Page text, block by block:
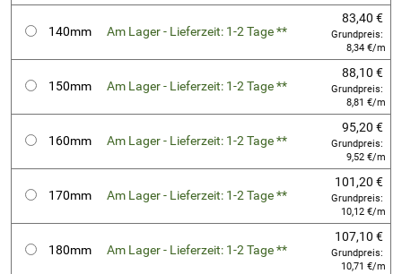
140mm Am Lager - Lieferzeit: 1-2 Tage **
83,40 €
Grundpreis:
8,34 €/m
150mm Am Lager - Lieferzeit: 1-2 Tage **
88,10 €
Grundpreis:
8,81 €/m
160mm Am Lager - Lieferzeit: 1-2 Tage **
95,20 €
Grundpreis:
9,52 €/m
170mm Am Lager - Lieferzeit: 1-2 Tage **
101,20 €
Grundpreis:
10,12 €/m
180mm Am Lager - Lieferzeit: 1-2 Tage **
107,10 €
Grundpreis:
10,71 €/m